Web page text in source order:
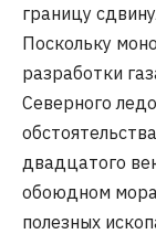
границу
Поскольку
разработки
Северного
двадцатого
обоюдном
полезных